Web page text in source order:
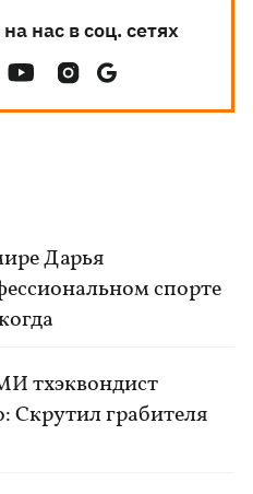
нас в соц. сетях
Дарья
спорте
тхэквондист
Скрутил грабителя